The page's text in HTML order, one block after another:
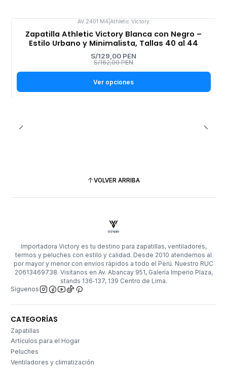
-20%
OFF
AV 2401 M4 Athletic Victory
Zapatilla Athletic Victory Blanca con Negro –
Estilo Urbano y Minimalista, Tallas 40 al 44
S/129,00 PEN
S/162,00 PEN
Ver opciones
VOLVER ARRIBA
Importadora Victory es tu destino para zapatillas, ventiladores,
termos y peluches con estilo y calidad. Desde 2010 atendemos al
por mayor y menor con envíos rápidos a todo el Perú. Nuestro RUC
20613469738. Visítanos en Av. Abancay 951, Galería Imperio Plaza,
stands 136‑137, 139 Centro de Lima.
Síguenos
CATEGORÍAS
Zapatillas
Artículos para el Hogar
Peluches
Ventiladores y climatización